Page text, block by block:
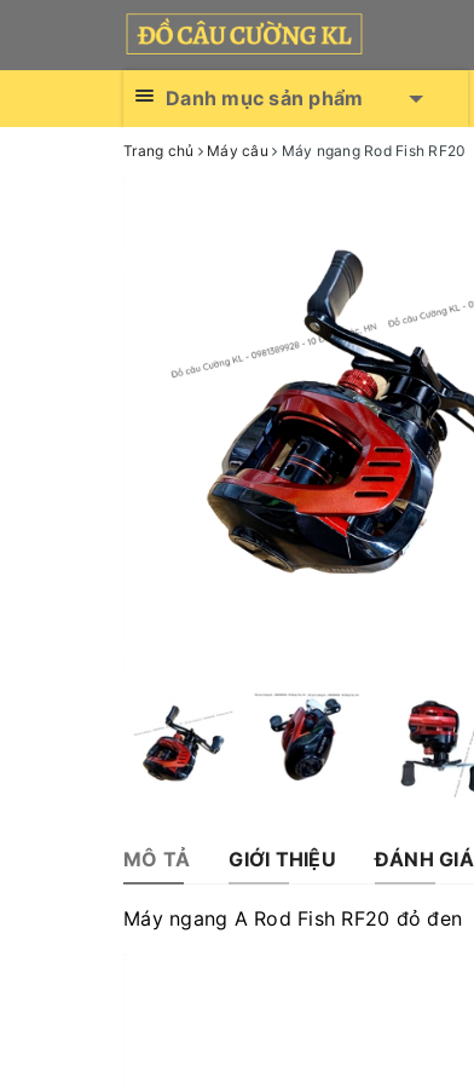
Danh mục sản phẩm
Trang chủ Máy câu Máy ngang Rod Fish RF20
MÔ TẢ GIỚI THIỆU ĐÁNH GIÁ
Máy ngang A Rod Fish RF20 đỏ đen